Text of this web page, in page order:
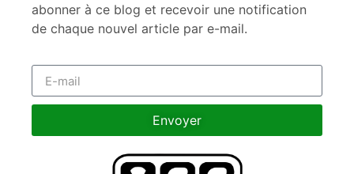
abonner à ce blog et recevoir une notification
de chaque nouvel article par e-mail.
Envoyer